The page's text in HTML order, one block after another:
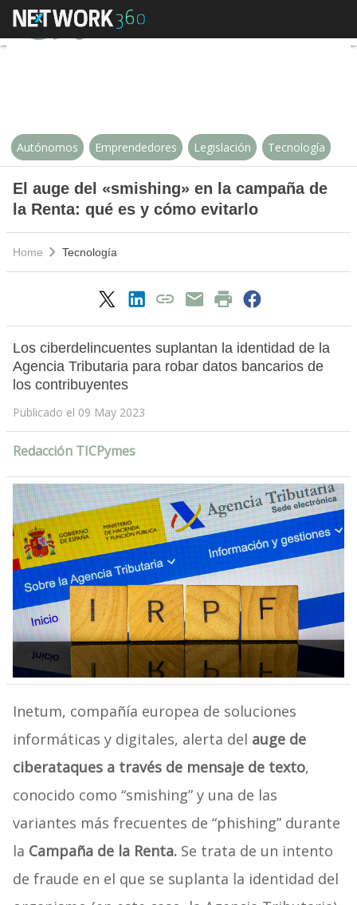
El auge del «smishing» en la
Autónomos Emprendedores Legislación Tecnología
El auge del «smishing» en la campaña de
la Renta: qué es y cómo evitarlo
Home Tecnología
Los ciberdelincuentes suplantan la identidad de la
Agencia Tributaria para robar datos bancarios de
los contribuyentes
Publicado el 09 May 2023
Redacción TICPymes
Inetum, compañía europea de soluciones
informáticas y digitales, alerta del auge de
ciberataques a través de mensaje de texto,
conocido como “smishing” y una de las
variantes más frecuentes de “phishing” durante
la Campaña de la Renta.Se trata de un intento
de fraude en el que se suplanta la identidad del